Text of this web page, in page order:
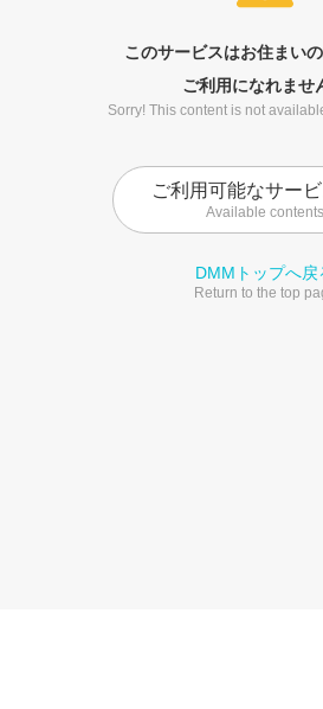
このサービスはお住まい
ご利用になれませ
Sorry! This content is not
ご利用可能なサー
Available contents
DMMトップへ戻
Return to the top